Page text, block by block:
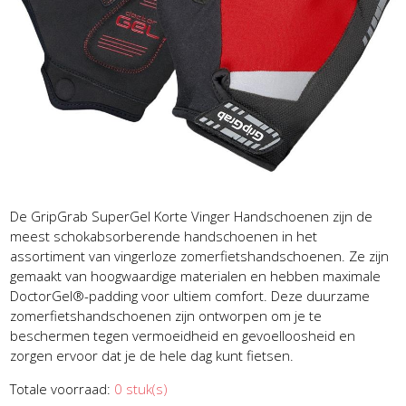
De GripGrab SuperGel Korte Vinger Handschoenen zijn de
meest schokabsorberende handschoenen in het
assortiment van vingerloze zomerfietshandschoenen. Ze zijn
gemaakt van hoogwaardige materialen en hebben maximale
DoctorGel®-padding voor ultiem comfort. Deze duurzame
zomerfietshandschoenen zijn ontworpen om je te
beschermen tegen vermoeidheid en gevoelloosheid en
zorgen ervoor dat je de hele dag kunt fietsen.
Totale voorraad: 0 stuk(s)